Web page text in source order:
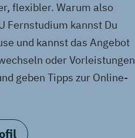
flexibler. Warum also
Fernstudium kannst Du
und kannst das Angebot
oder Vorleistungen
geben Tipps zur Online-